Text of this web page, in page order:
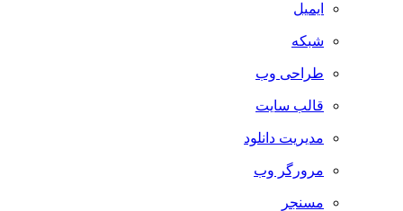
ایمیل
شبکه
طراحی وب
قالب سایت
مدیریت دانلود
مرورگر وب
مسنجر